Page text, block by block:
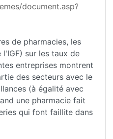
document.asp?
de pharmacies, les
l'IGF) sur les taux de
entreprises montrent
des secteurs avec le
(à égalité avec
une pharmacie fait
qui font faillite dans